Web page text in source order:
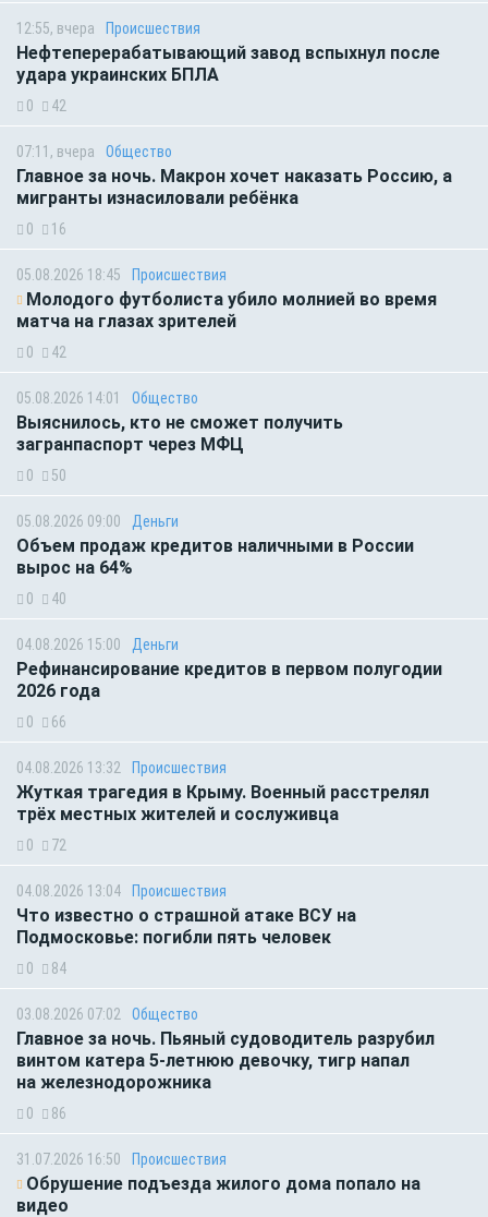
12:55, вчера Происшествия
Нефтеперерабатывающий завод вспыхнул после
удара украинских БПЛА
0 42
07:11, вчера Общество
Главное за ночь. Макрон хочет наказать Россию, а
мигранты изнасиловали ребёнка
0 16
05.08.2026 18:45 Происшествия
Молодого футболиста убило молнией во время
матча на глазах зрителей
0 42
05.08.2026 14:01 Общество
Выяснилось, кто не сможет получить
загранпаспорт через МФЦ
0 50
05.08.2026 09:00 Деньги
Объем продаж кредитов наличными в России
вырос на 64%
0 40
04.08.2026 15:00 Деньги
Рефинансирование кредитов в первом полугодии
2026 года
0 66
04.08.2026 13:32 Происшествия
Жуткая трагедия в Крыму. Военный расстрелял
трёх местных жителей и сослуживца
0 72
04.08.2026 13:04 Происшествия
Что известно о страшной атаке ВСУ на
Подмосковье: погибли пять человек
0 84
03.08.2026 07:02 Общество
Главное за ночь. Пьяный судоводитель разрубил
винтом катера 5-летнюю девочку, тигр напал
на железнодорожника
0 86
31.07.2026 16:50 Происшествия
Обрушение подъезда жилого дома попало на
видео